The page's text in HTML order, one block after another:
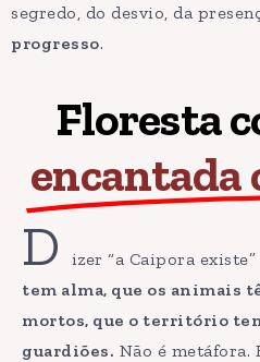
segredo, do desvio, da
progresso.
Floresta
encantada
D izer “a Caipora
tem alma, que os animais
mortos, que o território
guardiões. Não é metáfora.